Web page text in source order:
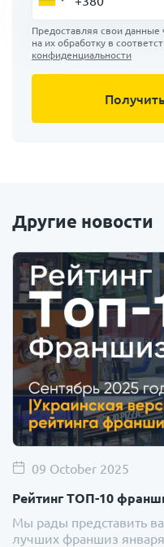
Предоставляя свои данные
на их обработку в
конфиденциальности
Другие новости
09 October 2025
Рейтинг ТОП-10
Мы рады представить
лучших франшиз